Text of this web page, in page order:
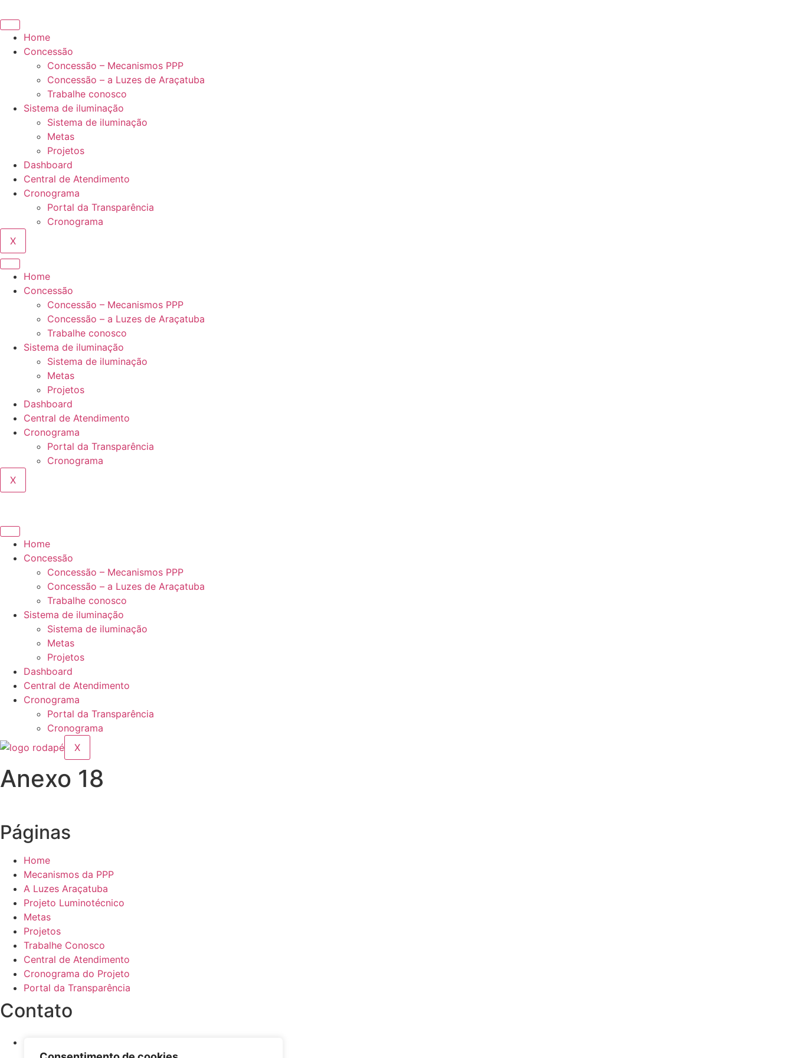
para
conteúdo
Home
Concessão
Concessão – Mecanismos PPP
Concessão – a Luzes de Araçatuba
Trabalhe conosco
Sistema de iluminação
Sistema de iluminação
Metas
Projetos
Dashboard
Central de Atendimento
Cronograma
Portal da Transparência
Cronograma
X
Home
Concessão
Concessão – Mecanismos PPP
Concessão – a Luzes de Araçatuba
Trabalhe conosco
Sistema de iluminação
Sistema de iluminação
Metas
Projetos
Dashboard
Central de Atendimento
Cronograma
Portal da Transparência
Cronograma
X
Home
Concessão
Concessão – Mecanismos PPP
Concessão – a Luzes de Araçatuba
Trabalhe conosco
Sistema de iluminação
Sistema de iluminação
Metas
Projetos
Dashboard
Central de Atendimento
Cronograma
Portal da Transparência
Cronograma
X
Anexo 18
Páginas
Home
Mecanismos da PPP
A Luzes Araçatuba
Projeto Luminotécnico
Metas
Projetos
Trabalhe Conosco
Central de Atendimento
Cronograma do Projeto
Portal da Transparência
Contato